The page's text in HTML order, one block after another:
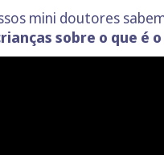
mini doutores
sobre o que é